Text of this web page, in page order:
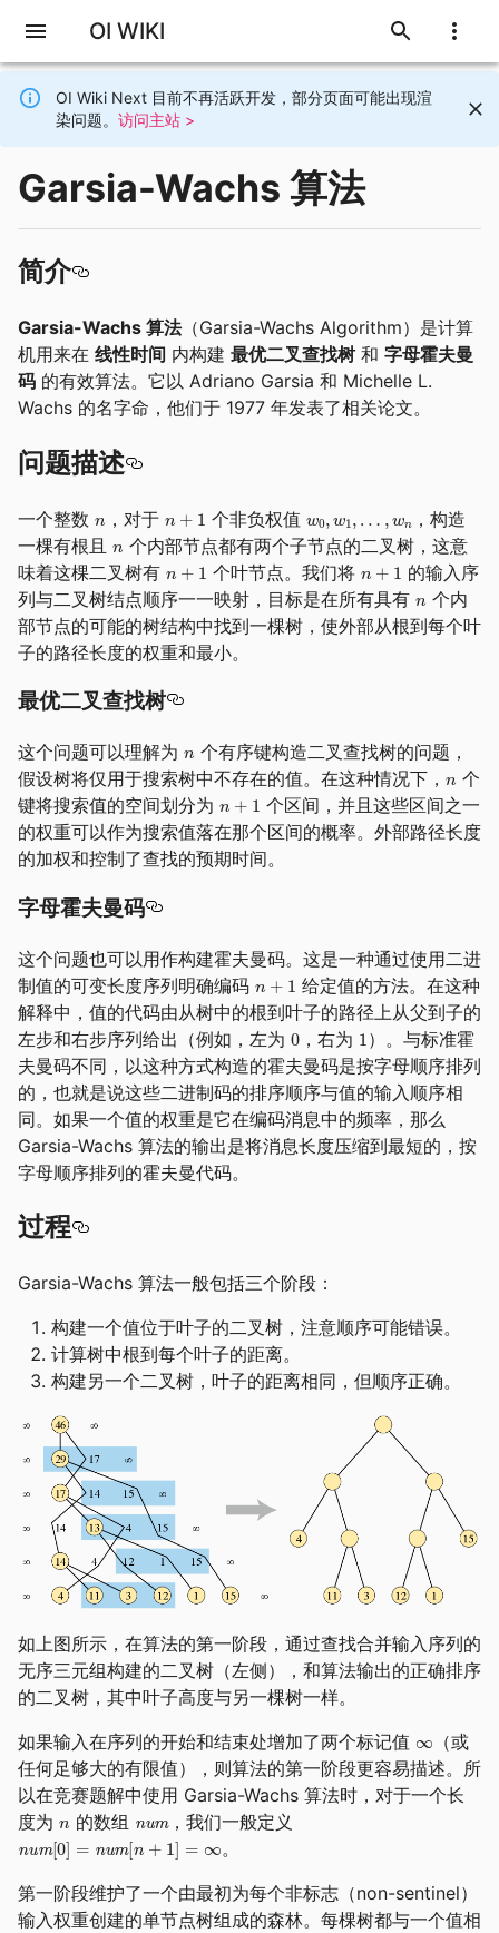
OI WIKI
OI Wiki Next 目前不再活跃开发，部分页面可能出现渲
染问题。 访问主站 >
Garsia-Wachs 算法
简介
Garsia-Wachs 算法（Garsia-Wachs Algorithm）是计算
机用来在 线性时间 内构建 最优二叉查找树和 字母霍夫曼
码 的有效算法。它以 Adriano Garsia 和 Michelle L.
Wachs 的名字命，他们于 1977 年发表了相关论文。
问题描述
一个整数 ，对于 个非负权值
，构造
一棵有根且
个内部节点都有两个子节点的二叉树，这意
味着这棵二叉树有
个叶节点。我们将
的输入序
列与二叉树结点顺序一一映射，目标是在所有具有
个内
部节点的可能的树结构中找到一棵树，使外部从根到每个叶
子的路径长度的权重和最小。
最优二叉查找树
这个问题可以理解为
个有序键构造二叉查找树的问题，
假设树将仅用于搜索树中不存在的值。在这种情况下，
个
键将搜索值的空间划分为
个区间，并且这些区间之一
的权重可以作为搜索值落在那个区间的概率。外部路径长度
的加权和控制了查找的预期时间。
字母霍夫曼码
这个问题也可以用作构建霍夫曼码。这是一种通过使用二进
制值的可变长度序列明确编码
给定值的方法。在这种
解释中，值的代码由从树中的根到叶子的路径上从父到子的
左步和右步序列给出（例如，左为
，右为
）。与标准霍
夫曼码不同，以这种方式构造的霍夫曼码是按字母顺序排列
的，也就是说这些二进制码的排序顺序与值的输入顺序相
同。如果一个值的权重是它在编码消息中的频率，那么
Garsia-Wachs 算法的输出是将消息长度压缩到最短的，按
字母顺序排列的霍夫曼代码。
过程
Garsia-Wachs 算法一般包括三个阶段：
构建一个值位于叶子的二叉树，注意顺序可能错误。
计算树中根到每个叶子的距离。
构建另一个二叉树，叶子的距离相同，但顺序正确。
如上图所示，在算法的第一阶段，通过查找合并输入序列的
无序三元组构建的二叉树（左侧），和算法输出的正确排序
的二叉树，其中叶子高度与另一棵树一样。
如果输入在序列的开始和结束处增加了两个标记值
（或
任何足够大的有限值），则算法的第一阶段更容易描述。所
以在竞赛题解中使用 Garsia-Wachs 算法时，对于一个长
度为
的数组
，我们一般定义
。
第一阶段维护了一个由最初为每个非标志（non-sentinel）
输入权重创建的单节点树组成的森林。每棵树都与一个值相